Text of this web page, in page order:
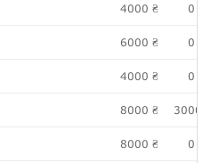
4000 ₴ 0
6000 ₴ 0
4000 ₴ 0
8000 ₴
8000 ₴ 0